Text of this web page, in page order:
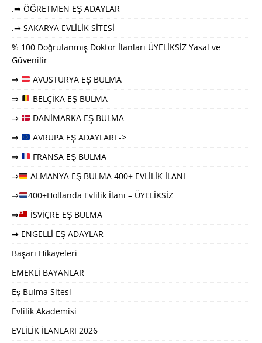
.➡ ÖĞRETMEN EŞ ADAYLAR
.➡ SAKARYA EVLİLİK SİTESİ
% 100 Doğrulanmış Doktor İlanları ÜYELİKSİZ Yasal ve
Güvenilir
⇒
AVUSTURYA EŞ BULMA
⇒
BELÇİKA EŞ BULMA
⇒
DANİMARKA EŞ BULMA
⇒
AVRUPA EŞ ADAYLARI ->
⇒
FRANSA EŞ BULMA
⇒
ALMANYA EŞ BULMA 400+ EVLİLİK İLANI
⇒
400+Hollanda Evlilik İlanı – ÜYELİKSİZ
⇒
İSVİÇRE EŞ BULMA
➡ ENGELLİ EŞ ADAYLAR
Başarı Hikayeleri
EMEKLİ BAYANLAR
Eş Bulma Sitesi
Evlilik Akademisi
EVLİLİK İLANLARI 2026